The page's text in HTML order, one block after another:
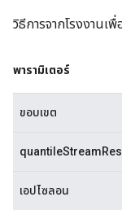
วิธีการจากโรงงานเ
พารามิเตอร์
ขอบเขต
เอปไซลอน